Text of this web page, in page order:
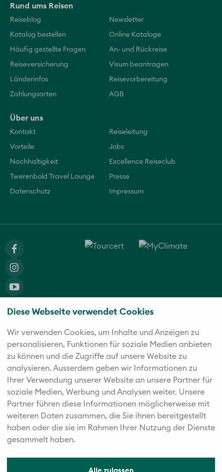
Diese Webseite verwendet Cookies
Wir verwenden Cookies, um Inhalte und Anzeigen zu
personalisieren, Funktionen für soziale Medien anbieten
zu können und die Zugriffe auf unsere Website zu
analysieren. Außerdem geben wir Informationen zu
Ihrer Verwendung unserer Website an unsere Partner für
soziale Medien, Werbung und Analysen weiter. Unsere
Partner führen diese Informationen möglicherweise mit
weiteren Daten zusammen, die Sie ihnen bereitgestellt
haben oder die sie im Rahmen Ihrer Nutzung der Dienste
gesammelt haben.
Rund ums Reisen
Reiseblog Newsletter
Katalog bestellen Online Kataloge
Häufig gestellte Fragen An- und Rückreise
Reiseversicherung Visum beantragen
Länderinfos Reisevorbereitung
Zahlungsarten AGB
Über uns
Kontakt Reiseleitung
Vorteile Jobs
Nachhaltigkeit Excellence Reiseclub
Twerenbold Travel Lounge Presse
Datenschutz Impressum
Die fünf starken Marken der Twerenbold Reisen Gruppe